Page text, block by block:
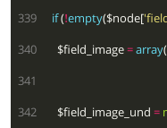
339
if (!empty($node[
340
    $field_image
=array
341
342
    $field_image_und
=